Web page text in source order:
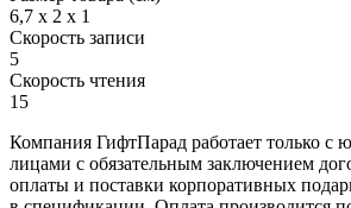
6,7 х 2 х 1
Скорость записи
5
Скорость чтения
15
Компания ГифтПарад работает только с
лицами с обязательным заключением
оплаты и поставки корпоративных